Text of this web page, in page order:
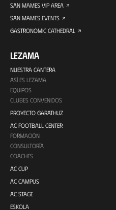
SAN MAMES VIP AREA
SAN MAMES EVENTS
GASTRONOMIC CATHEDRAL
LEZAMA
NUESTRA CANTERA
ASÍ ES LEZAMA
EQUIPOS
CLUBES CONVENIDOS
PROYECTO GARATHUZ
AC FOOTBALL CENTER
FORMACIÓN
CONSULTORÍA
COACHES
AC CUP
AC CAMPUS
AC STAGE
ESKOLA